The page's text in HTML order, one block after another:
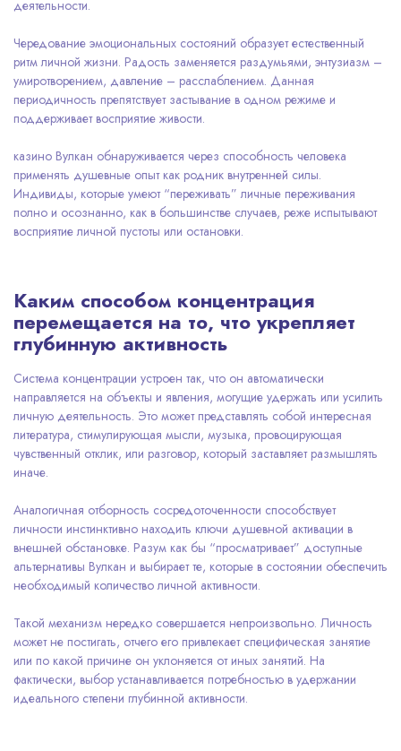
деятельности.
Чередование эмоциональных состояний образует естественный
ритм личной жизни. Радость заменяется раздумьями, энтузиазм –
умиротворением, давление – расслаблением. Данная
периодичность препятствует застывание в одном режиме и
поддерживает восприятие живости.
казино Вулкан обнаруживается через способность человека
применять душевные опыт как родник внутренней силы.
Индивиды, которые умеют “переживать” личные переживания
полно и осознанно, как в большинстве случаев, реже испытывают
восприятие личной пустоты или остановки.
Каким способом концентрация
перемещается на то, что укрепляет
глубинную активность
Система концентрации устроен так, что он автоматически
направляется на объекты и явления, могущие удержать или усилить
личную деятельность. Это может представлять собой интересная
литература, стимулирующая мысли, музыка, провоцирующая
чувственный отклик, или разговор, который заставляет размышлять
иначе.
Аналогичная отборность сосредоточенности способствует
личности инстинктивно находить ключи душевной активации в
внешней обстановке. Разум как бы “просматривает” доступные
альтернативы Вулкан и выбирает те, которые в состоянии обеспечить
необходимый количество личной активности.
Такой механизм нередко совершается непроизвольно. Личность
может не постигать, отчего его привлекает специфическая занятие
или по какой причине он уклоняется от иных занятий. На
фактически, выбор устанавливается потребностью в удержании
идеального степени глубинной активности.